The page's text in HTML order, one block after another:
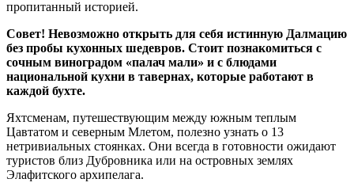
пропитанный историей.
Совет! Невозможно открыть для себя истинную Далмацию
без пробы кухонных шедевров. Стоит познакомиться с
сочным виноградом «палач мали» и с блюдами
национальной кухни в тавернах, которые работают в
каждой бухте.
Яхтсменам, путешествующим между южным теплым
Цавтатом и северным Млетом, полезно узнать о 13
нетривиальных стоянках. Они всегда в готовности ожидают
туристов близ Дубровника или на островных землях
Элафитского архипелага.